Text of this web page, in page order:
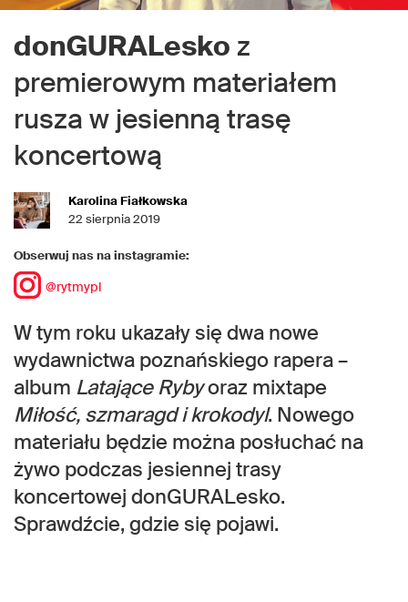
donGURALesko z
premierowym materiałem
rusza w jesienną trasę
koncertową
Karolina Fiałkowska
22 sierpnia 2019
Obserwuj nas na instagramie:
@rytmypl
W tym roku ukazały się dwa nowe
wydawnictwa poznańskiego rapera –
album Latające Rybyoraz mixtape
Miłość, szmaragd i krokodyl. Nowego
materiału będzie można posłuchać na
żywo podczas jesiennej trasy
koncertowej donGURALesko.
Sprawdźcie, gdzie się pojawi.